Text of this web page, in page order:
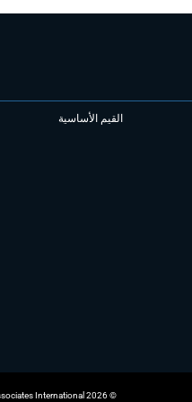
القيم الأساسية
© 2026 Media Associates International